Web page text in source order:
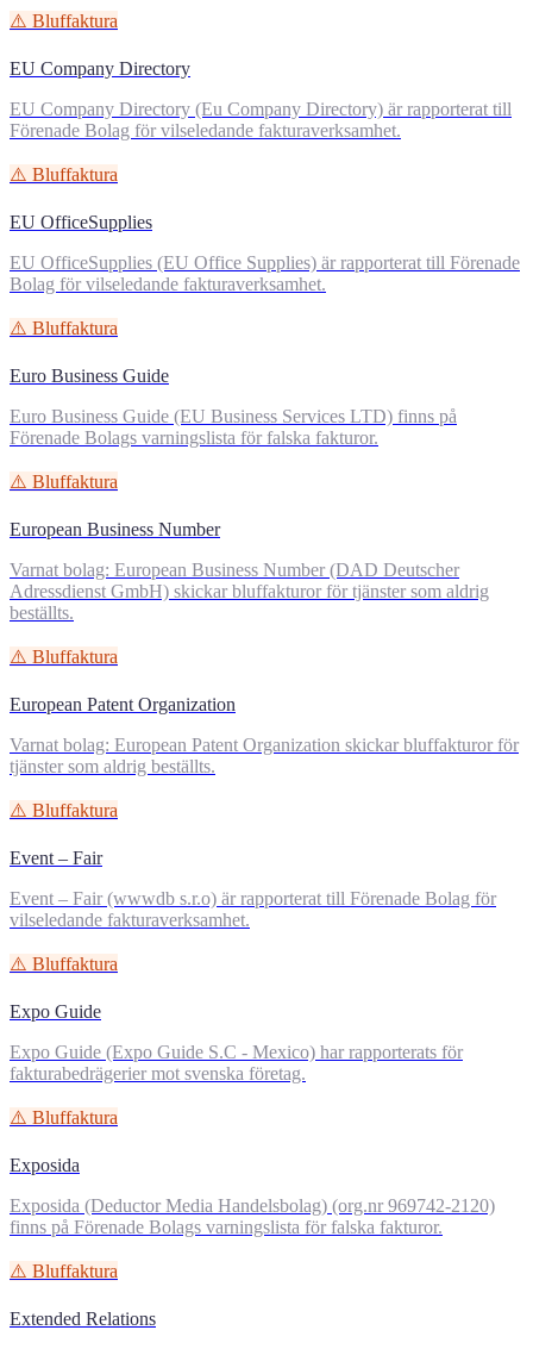
⚠️ Bluffaktura
EU Company Directory
EU Company Directory (Eu Company Directory) är rapporterat till
Förenade Bolag för vilseledande fakturaverksamhet.
⚠️ Bluffaktura
EU OfficeSupplies
EU OfficeSupplies (EU Office Supplies) är rapporterat till Förenade
Bolag för vilseledande fakturaverksamhet.
⚠️ Bluffaktura
Euro Business Guide
Euro Business Guide (EU Business Services LTD) finns på
Förenade Bolags varningslista för falska fakturor.
⚠️ Bluffaktura
European Business Number
Varnat bolag: European Business Number (DAD Deutscher
Adressdienst GmbH) skickar bluffakturor för tjänster som aldrig
beställts.
⚠️ Bluffaktura
European Patent Organization
Varnat bolag: European Patent Organization skickar bluffakturor för
tjänster som aldrig beställts.
⚠️ Bluffaktura
Event – Fair
Event – Fair (wwwdb s.r.o) är rapporterat till Förenade Bolag för
vilseledande fakturaverksamhet.
⚠️ Bluffaktura
Expo Guide
Expo Guide (Expo Guide S.C - Mexico) har rapporterats för
fakturabedrägerier mot svenska företag.
⚠️ Bluffaktura
Exposida
Exposida (Deductor Media Handelsbolag) (org.nr 969742-2120)
finns på Förenade Bolags varningslista för falska fakturor.
⚠️ Bluffaktura
Extended Relations